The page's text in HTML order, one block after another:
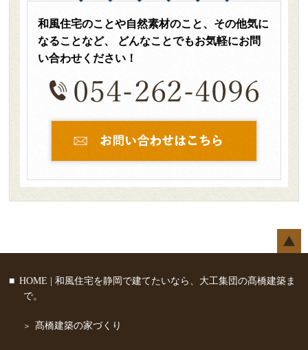
和風住宅のことや自然素材のこと、その他気に
なることなど、
どんなことでもお気軽にお問
い合わせください！
HOME | 和風住宅を静岡で建てたいなら、大工集団の髙橋建築ま
で。
髙橋建築の家づくり